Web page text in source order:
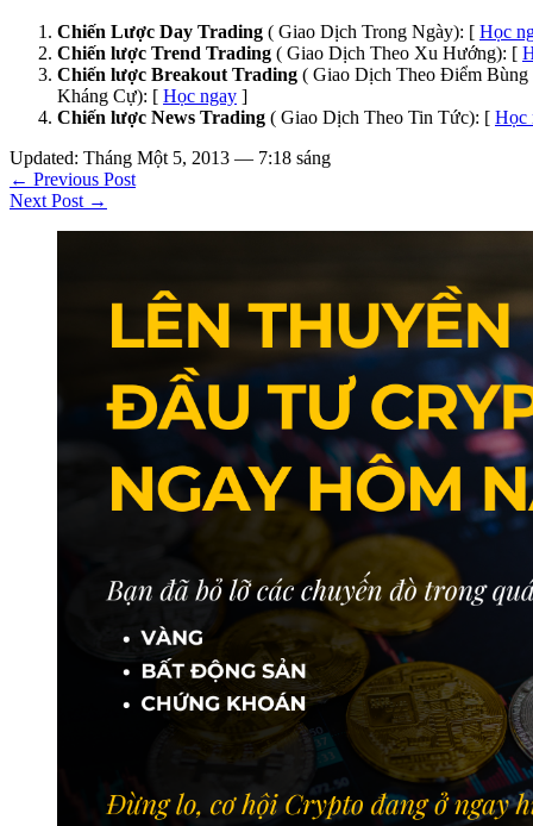
Chiến Lược Day Trading ( Giao Dịch Trong Ngày): [ Học
Chiến lược Trend Trading ( Giao Dịch Theo Xu Hướng): [
Chiến lược Breakout Trading ( Giao Dịch Theo Điểm Bùng
Kháng Cự): [ Học ngay ]
Chiến lược News Trading ( Giao Dịch Theo Tin Tức): [ Học
Updated: Tháng Một 5, 2013 — 7:18 sáng
← Previous Post
Next Post →